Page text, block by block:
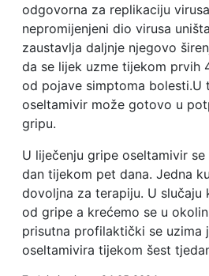
odgovorna za replikaciju
nepromijenjeni dio virusa
zaustavlja daljnje njegovo
da se lijek uzme tijekom prvih
od pojave simptoma bolesti.U
oseltamivir može gotovo u
gripu.
U liječenju gripe oseltamivir
dan tijekom pet dana. Jedna
dovoljna za terapiju. U slučaju
od gripe a krećemo se u
prisutna profilaktički se uzima
oseltamivira tijekom šest